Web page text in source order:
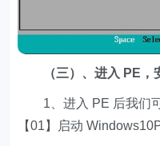
（三）、进入 PE，
1、进入 PE 后我们可
【01】启动